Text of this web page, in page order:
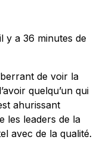
il y a 36 minutes de
de voir la
quelqu’un qui
ahurissant
les leaders de la
avec de la qualité.